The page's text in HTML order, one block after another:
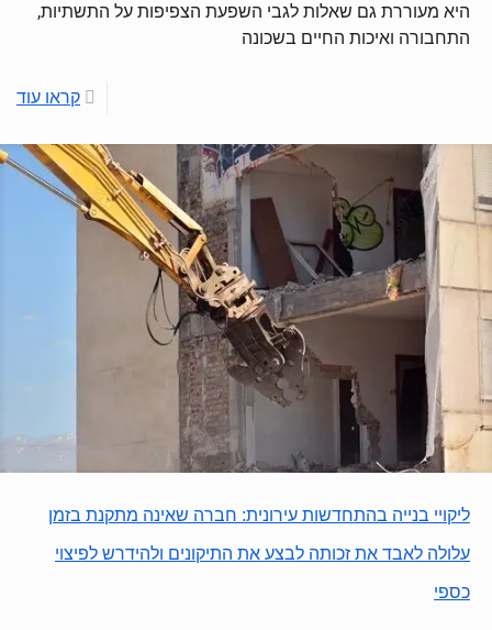
היא מעוררת גם שאלות לגבי השפעת הצפיפות על התשתיות,
התחבורה ואיכות החיים בשכונה
קראו עוד
ליקויי בנייה בהתחדשות עירונית: חברה שאינה מתקנת בזמן
עלולה לאבד את זכותה לבצע את התיקונים ולהידרש לפיצוי
כספי